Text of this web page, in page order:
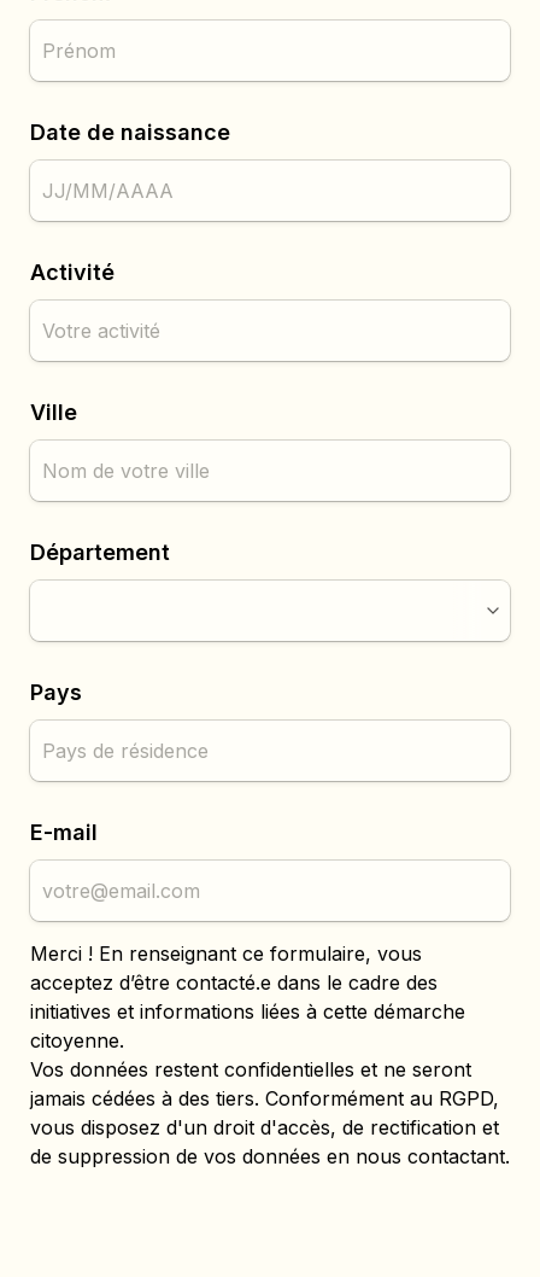
Date de naissance
Activité
Ville
Département
Pays
E-mail
Merci ! En renseignant ce formulaire, vous
acceptez d’être contacté.e dans le cadre des
initiatives et informations liées à cette démarche
citoyenne.
Vos données restent confidentielles et ne seront
jamais cédées à des tiers. Conformément au RGPD,
vous disposez d'un droit d'accès, de rectification et
de suppression de vos données en nous contactant.